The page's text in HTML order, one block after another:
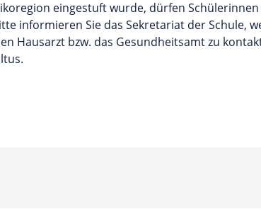
eingestuft wurde, dürfen
informieren Sie das Sekretariat der Schule,
Hausarzt bzw. das Gesundheitsamt zu